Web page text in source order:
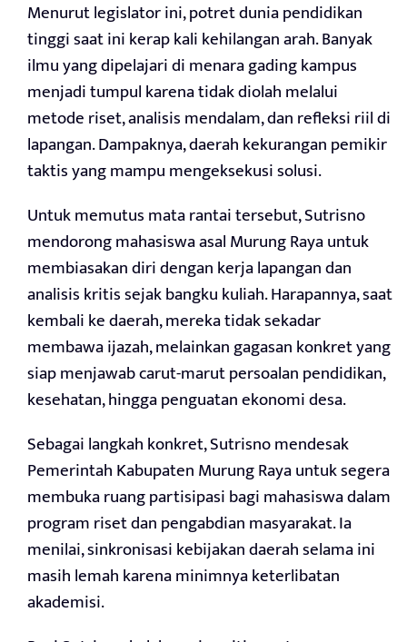
Menurut legislator ini, potret dunia pendidikan
tinggi saat ini kerap kali kehilangan arah. Banyak
ilmu yang dipelajari di menara gading kampus
menjadi tumpul karena tidak diolah melalui
metode riset, analisis mendalam, dan refleksi riil di
lapangan. Dampaknya, daerah kekurangan pemikir
taktis yang mampu mengeksekusi solusi.
Untuk memutus mata rantai tersebut, Sutrisno
mendorong mahasiswa asal Murung Raya untuk
membiasakan diri dengan kerja lapangan dan
analisis kritis sejak bangku kuliah. Harapannya, saat
kembali ke daerah, mereka tidak sekadar
membawa ijazah, melainkan gagasan konkret yang
siap menjawab carut-marut persoalan pendidikan,
kesehatan, hingga penguatan ekonomi desa.
Sebagai langkah konkret, Sutrisno mendesak
Pemerintah Kabupaten Murung Raya untuk segera
membuka ruang partisipasi bagi mahasiswa dalam
program riset dan pengabdian masyarakat. Ia
menilai, sinkronisasi kebijakan daerah selama ini
masih lemah karena minimnya keterlibatan
akademisi.